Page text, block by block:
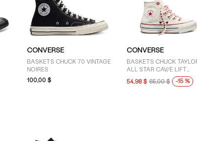
CONVERSE
BASKETS CHUCK 70 VINTAGE
NOIRES
100,00 $
CONVERSE
BASKETS CHUCK
ALL STAR CAV/E LIFT
HAUTES COEURS BLANC
RÉTRO POUR JEUNES
54,98 $ 65,00 $ -15 %